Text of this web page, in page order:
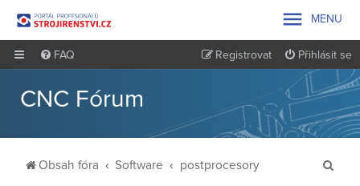
 MENU
FAQ Přihlásit se
Registrovat
CNC Fórum
Obsah fóra Software postprocesory